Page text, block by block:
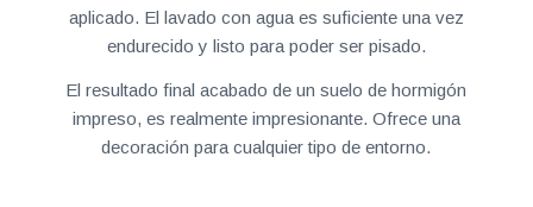
aplicado. El lavado con agua es suficiente una vez
endurecido y listo para poder ser pisado.
El resultado final acabado de un suelo de hormigón
impreso, es realmente impresionante. Ofrece una
decoración para cualquier tipo de entorno.